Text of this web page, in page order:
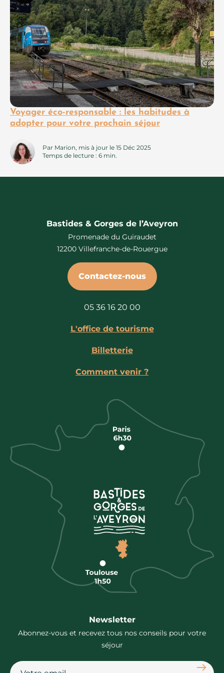
Voyager éco-responsable : les habitudes à
adopter pour votre prochain séjour
Par Marion, mis à jour le 15 Déc 2025
Temps de lecture : 6 min.
Bastides & Gorges de l’Aveyron
Promenade du Guiraudet
12200 Villefranche-de-Rouergue
Contactez-nous
05 36 16 20 00
L'office de tourisme
Billetterie
Comment venir ?
Newsletter
Abonnez-vous et recevez tous nos conseils pour votre
séjour